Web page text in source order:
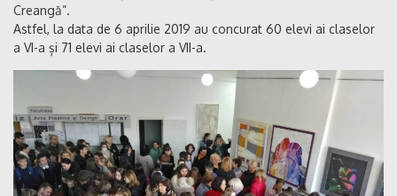
Creangă”.
Astfel, la data de 6 aprilie 2019 au concurat 60 elevi ai claselor
a VI-a și 71 elevi ai claselor a VII-a.